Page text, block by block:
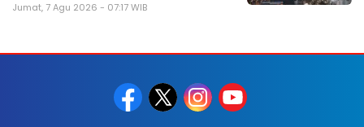
Jumat, 7 Agu 2026 - 07:17 WIB